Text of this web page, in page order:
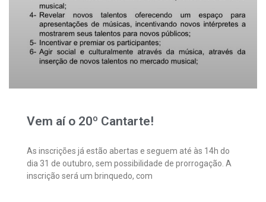
Vem aí o 20º Cantarte!
As inscrições já estão abertas e seguem até às 14h do
dia 31 de outubro, sem possibilidade de prorrogação. A
inscrição será um brinquedo, com